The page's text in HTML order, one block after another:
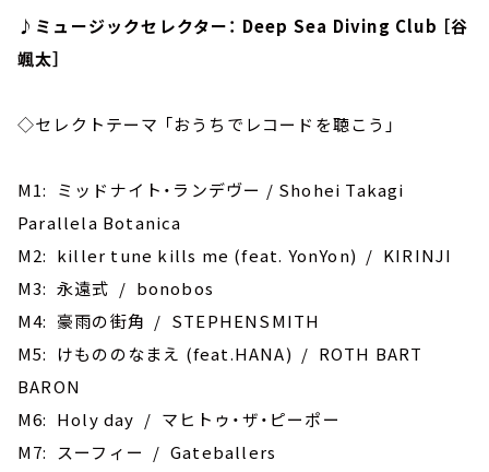
♪ミュージックセレクター： Deep Sea Diving Club ［谷
颯太］
◇セレクトテーマ 「おうちでレコードを聴こう」
M1: ミッドナイト・ランデヴー / Shohei Takagi
Parallela Botanica
M2: killer tune kills me (feat. YonYon) / KIRINJI
M3: 永遠式 / bonobos
M4: 豪雨の街角 / STEPHENSMITH
M5: けもののなまえ (feat.HANA) / ROTH BART
BARON
M6: Holy day / マヒトゥ・ザ・ピーポー
M7: スーフィー / Gateballers